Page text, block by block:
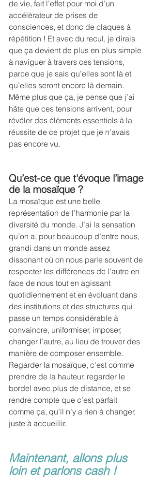
de vie, fait l’effet pour moi d’un
accélérateur de prises de
consciences, et donc de claques à
répétition ! Et avec du recul, je dirais
que ça devient de plus en plus simple
à naviguer à travers ces tensions,
parce que je sais qu’elles sont là et
qu’elles seront encore là demain.
Même plus que ça, je pense que j’ai
hâte que ces tensions arrivent, pour
révéler des éléments essentiels à la
réussite de ce projet que je n’avais
pas encore vu.
Qu’est-ce que t'évoque l’image
de la mosaïque ?
La mosaïque est une belle
représentation de l’harmonie par la
diversité du monde. J’ai la sensation
qu’on a, pour beaucoup d’entre nous,
grandi dans un monde assez
dissonant où on nous parle souvent de
respecter les différences de l’autre en
face de nous tout en agissant
quotidiennement et en évoluant dans
des institutions et des structures qui
passe un temps considérable à
convaincre, uniformiser, imposer,
changer l’autre, au lieu de trouver des
manière de composer ensemble.
Regarder la mosaïque, c'est comme
prendre de la hauteur, regarder le
bordel avec plus de distance, et se
rendre compte que c’est parfait
comme ça, qu’il n’y a rien à changer,
juste à accueillir.
Maintenant, allons plus
loin et parlons cash !